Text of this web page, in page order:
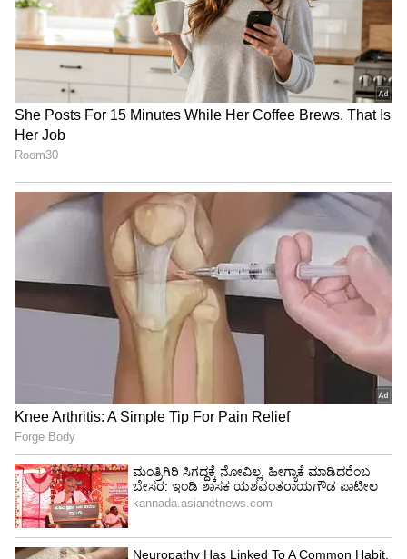
ಜಾಹೀರಾತುಗಳು, ಎಐ-ನಿರ್ಮಿತ ಕಂಟೆಂಟ್ ಮತ್ತು ಅನಧಿಕೃತ
ಪ್ರಚಾರಗಳಲ್ಲಿ ಇವುಗಳನ್ನು ಬಳಸದಂತೆ ತಡೆಯುವುದು ಅವರ
ಗುರಿ. ಇದರಿಂದ, ಸಿನಿಮಾದ ಜನಪ್ರಿಯ ಅಂಶಗಳ ಮೇಲಿನ
ಸಂಪೂರ್ಣ ಬ್ರ್ಯಾಂಡಿಂಗ್ ಹಕ್ಕನ್ನು ನಿರ್ಮಾಪಕರು ತಮ್ಮ
ಬಳಿಯೇ ಉಳಿಸಿಕೊಳ್ಳಬಹುದು. ಅಲ್ಲು ಅರ್ಜುನ್ ಮತ್ತು ಅಟ್ಲಿ
ಮೊದಲ ಬಾರಿಗೆ ಒಂದಾಗಿರುವ ಈ ಸಿನಿಮಾದ ವರ್ಕಿಂಗ್
ಟೈಟಲ್ 'ಎಎ 22-ಎ 6' ಎಂದಾಗಿತ್ತು.
ವಿಎಫ್‌ಎಕ್ಸ್‌ಗೆ ಹೆಚ್ಚಿನ ಪ್ರಾಮುಖ್ಯತೆ
ಕಳೆದ ಏಪ್ರಿಲ್‌ನಲ್ಲಿ ಬಿಡುಗಡೆಯಾದ ಫಸ್ಟ್ ಲುಕ್
ಪೋಸ್ಟರ್‌ನಲ್ಲಿ ಅಲ್ಲು ಅರ್ಜುನ್, ತಲೆ ಬೋಳಿಸಿಕೊಂಡು,
ಮೈತುಂಬಾ ಕೂದಲು, ಚೂಪಾದ ಉಗುರುಗಳು ಮತ್ತು
ಹರಿತವಾದ ನೋಟದೊಂದಿಗೆ ಕಾಣಿಸಿಕೊಂಡಿದ್ದರು. ಈ
ಚಿತ್ರದಲ್ಲಿ ವಿಎಫ್‌ಎಕ್ಸ್‌ಗೆ ಹೆಚ್ಚಿನ ಪ್ರಾಮುಖ್ಯತೆ ಇದೆ. 'ವೆರೈಟಿ'